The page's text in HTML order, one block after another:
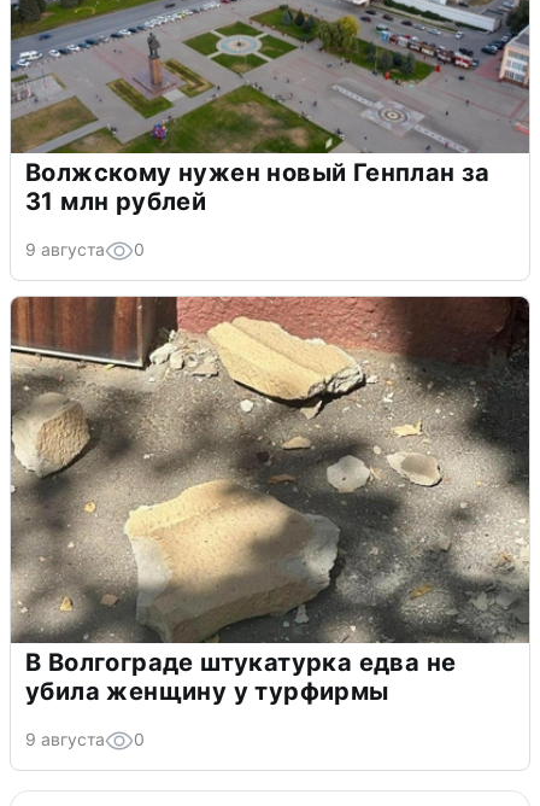
Волжскому нужен новый Генплан за
31 млн рублей
9 августа 0
В Волгограде штукатурка едва не
убила женщину у турфирмы
9 августа 0